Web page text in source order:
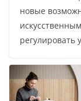
новые
регулировать